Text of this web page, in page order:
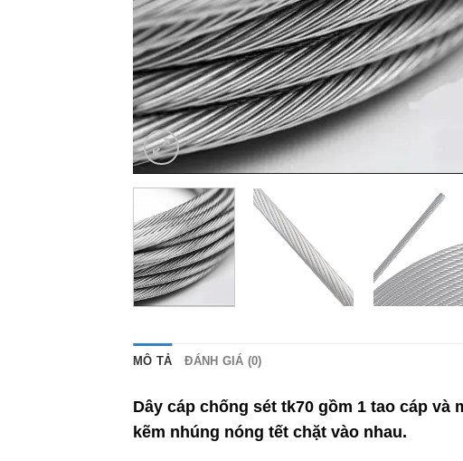
MÔ TẢ ĐÁNH GIÁ (0)
Dây cáp chống sét tk70 gồm 1 tao cáp
kẽm nhúng nóng tết chặt vào nhau.